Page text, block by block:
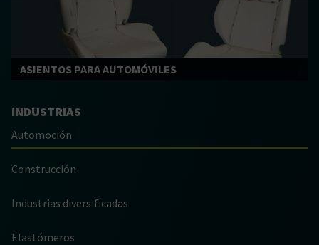
INDUSTRIAS
Automoción
Construcción
Industrias diversificadas
Elastómeros
ASIENTOS PARA AUTOMÓVILES